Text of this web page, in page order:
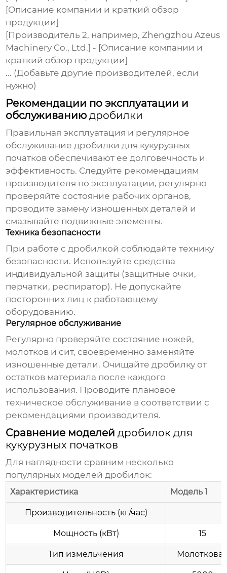
[Описание компании и краткий обзор
продукции]
[Производитель 2, например, Zhengzhou Azeus
Machinery Co., Ltd.] - [Описание компании и
краткий обзор продукции]
... (Добавьте другие производителей, если
нужно)
Рекомендации по эксплуатации и
обслуживаниюдробилки
Правильная эксплуатация и регулярное
обслуживаниедробилки для кукурузных
початков обеспечивают ее долговечность и
эффективность. Следуйте рекомендациям
производителя по эксплуатации, регулярно
проверяйте состояние рабочих органов,
проводите замену изношенных деталей и
смазывайте подвижные элементы.
Техника безопасности
При работе сдробилкой соблюдайте технику
безопасности. Используйте средства
индивидуальной защиты (защитные очки,
перчатки, респиратор). Не допускайте
посторонних лиц к работающему
оборудованию.
Регулярное обслуживание
Регулярно проверяйте состояние ножей,
молотков и сит, своевременно заменяйте
изношенные детали. Очищайте дробилку от
остатков материала после каждого
использования. Проводите плановое
техническое обслуживание в соответствии с
рекомендациями производителя.
Сравнение моделейдробилок для
кукурузных початков
Для наглядности сравним несколько
популярных моделейдробилок:
Характеристика Модель 1
Производительность (кг/час)
Мощность (кВт) 15
Тип измельчения